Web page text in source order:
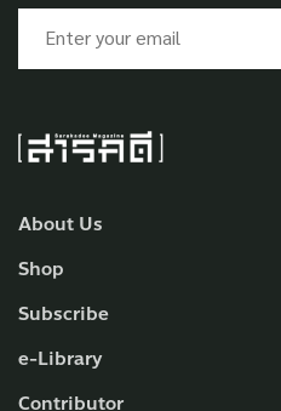
About Us
Shop
Subscribe
e-Library
Contributor